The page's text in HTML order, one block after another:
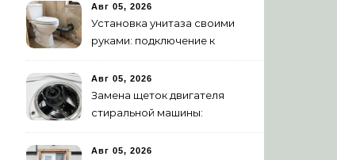
Авг 05, 2026
Установка унитаза своими
руками: подключение к
Авг 05, 2026
Замена щеток двигателя
стиральной машины:
Авг 05, 2026